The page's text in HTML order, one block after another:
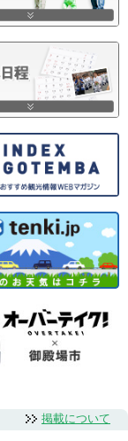
掲載について